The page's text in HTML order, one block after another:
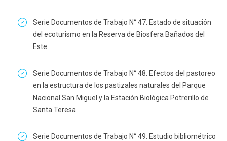
Serie Documentos de Trabajo N° 47. Estado de situación
del ecoturismo en la Reserva de Biosfera Bañados del
Este.
Serie Documentos de Trabajo N° 48. Efectos del pastoreo
en la estructura de los pastizales naturales del Parque
Nacional San Miguel y la Estación Biológica Potrerillo de
Santa Teresa.
Serie Documentos de Trabajo N° 49. Estudio bibliométrico